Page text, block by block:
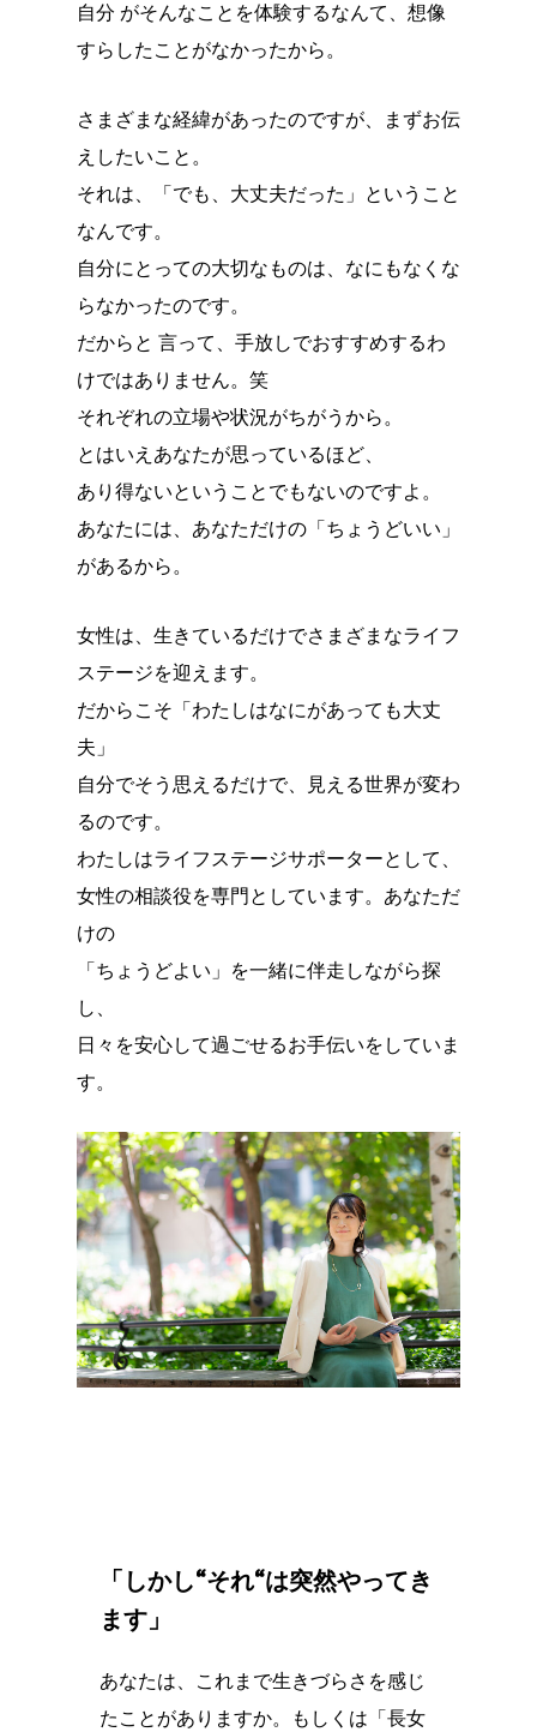
自分 がそんなことを体験するなんて、想像
すらしたことがなかったから。
さまざまな経緯があったのですが、まずお伝
えしたいこと。
それは、「でも、大丈夫だった」ということ
なんです。
自分にとっての大切なものは、なにもなくな
らなかったのです。
だからと 言って、手放しでおすすめするわ
けではありません。笑
それぞれの立場や状況がちがうから。
とはいえあなたが思っているほど、
あり得ないということでもないのですよ。
あなたには、あなただけの「ちょうどいい」
があるから。
女性は、生きているだけでさまざまなライフ
ステージを迎えます。
だからこそ「わたしはなにがあっても大丈
夫」
自分でそう思えるだけで、見える世界が変わ
るのです。
わたしはライフステージサポーターとして、
女性の相談役を専門としています。あなただ
けの
「ちょうどよい」を一緒に伴走しながら探
し、
日々を安心して過ごせるお手伝いをしていま
す。
「しかし“それ“は突然やってき
ます」
あなたは、これまで生きづらさを感じ
たことがありますか。もしくは「長女